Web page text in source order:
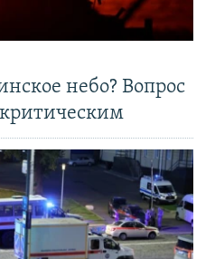
небо? Вопрос